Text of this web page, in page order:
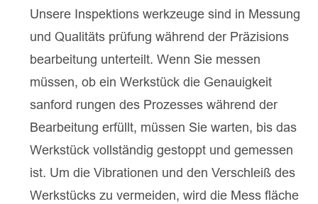
Unsere Inspektions werkzeuge sind in Messung
und Qualitäts prüfung während der Präzisions
bearbeitung unterteilt. Wenn Sie messen
müssen, ob ein Werkstück die Genauigkeit
sanford rungen des Prozesses während der
Bearbeitung erfüllt, müssen Sie warten, bis das
Werkstück vollständig gestoppt und gemessen
ist. Um die Vibrationen und den Verschleiß des
Werkstücks zu vermeiden, wird die Mess fläche